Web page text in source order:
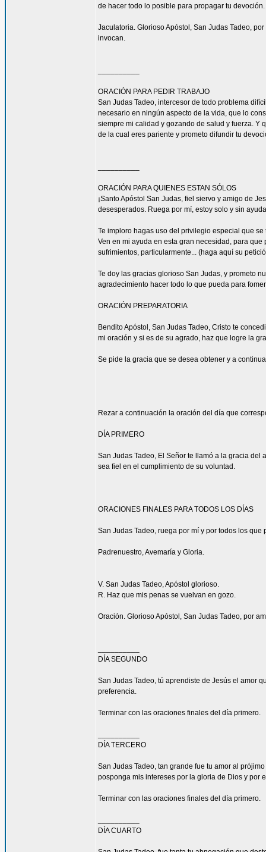
de hacer todo lo posible para propagar tu devoción.
Jaculatoria. Glorioso Apóstol, San Judas Tadeo,
invocan.
ORACIÓN PARA PEDIR TRABAJO
San Judas Tadeo, intercesor de todo problema
necesario en ningún aspecto de la vida, que lo
siempre mi calidad y gozando de salud y fuerza. Y
de la cual eres pariente y prometo difundir tu
ORACIÓN PARA QUIENES ESTAN SÓLOS
¡Santo Apóstol San Judas, fiel siervo y amigo de
desesperados. Ruega por mí, estoy solo y sin
Te imploro hagas uso del privilegio especial que
Ven en mi ayuda en esta gran necesidad, para
sufrimientos, particularmente... (haga aquí su
Te doy las gracias glorioso San Judas, y prometo
agradecimiento hacer todo lo que pueda para
ORACIÓN PREPARATORIA
Bendito Apóstol, San Judas Tadeo, Cristo te
mi oración y si es de su agrado, haz que logre la
Se pide la gracia que se desea obtener y a
Rezar a continuación la oración del día que
DÍA PRIMERO
San Judas Tadeo, El Señor te llamó a la gracia
sea fiel en el cumplimiento de su voluntad.
ORACIONES FINALES PARA TODOS LOS DÍAS
San Judas Tadeo, ruega por mí y por todos los que
Padrenuestro, Avemaría y Gloria.
V. San Judas Tadeo, Apóstol glorioso.
R. Haz que mis penas se vuelvan en gozo.
Oración. Glorioso Apóstol, San Judas Tadeo, por
DÍA SEGUNDO
San Judas Tadeo, tú aprendiste de Jesús el amor
preferencia.
Terminar con las oraciones finales del día primero.
DÍA TERCERO
San Judas Tadeo, tan grande fue tu amor al
posponga mis intereses por la gloria de Dios y por
Terminar con las oraciones finales del día primero.
DÍA CUARTO